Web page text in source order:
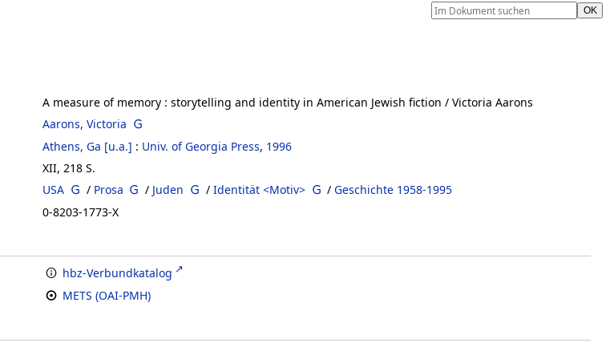
A measure of memory : storytelling and identity in American Jewish fiction / Victoria Aarons
Aarons, Victoria
Athens, Ga [u.a.] : Univ. of Georgia Press, 1996
XII, 218 S.
USA / Prosa / Juden / Identität <Motiv> / Geschichte 1958-1995
0-8203-1773-X
hbz-Verbundkatalog
METS (OAI-PMH)